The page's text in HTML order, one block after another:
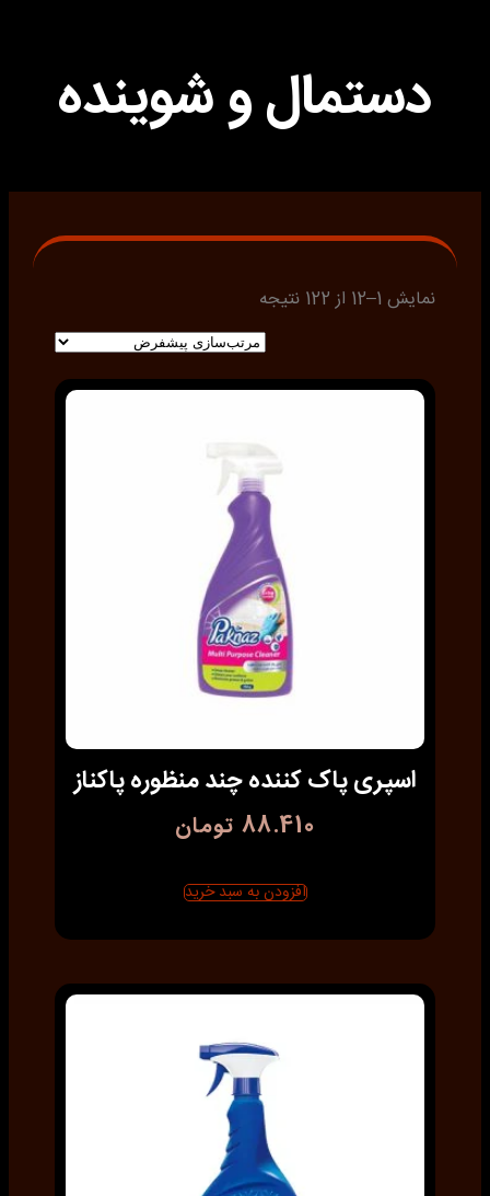
دستمال و شوینده
نمایش 1–12 از 122 نتیجه
اسپری پاک کننده چند منظوره پاکناز
88.410 تومان
افزودن به سبد خرید